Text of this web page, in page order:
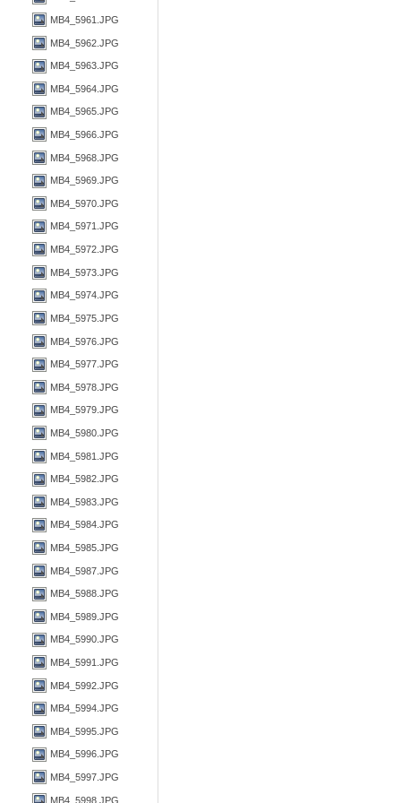
MB4_5961.JPG
MB4_5962.JPG
MB4_5963.JPG
MB4_5964.JPG
MB4_5965.JPG
MB4_5966.JPG
MB4_5968.JPG
MB4_5969.JPG
MB4_5970.JPG
MB4_5971.JPG
MB4_5972.JPG
MB4_5973.JPG
MB4_5974.JPG
MB4_5975.JPG
MB4_5976.JPG
MB4_5977.JPG
MB4_5978.JPG
MB4_5979.JPG
MB4_5980.JPG
MB4_5981.JPG
MB4_5982.JPG
MB4_5983.JPG
MB4_5984.JPG
MB4_5985.JPG
MB4_5987.JPG
MB4_5988.JPG
MB4_5989.JPG
MB4_5990.JPG
MB4_5991.JPG
MB4_5992.JPG
MB4_5994.JPG
MB4_5995.JPG
MB4_5996.JPG
MB4_5997.JPG
MB4_5998.JPG